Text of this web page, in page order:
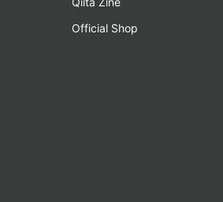
Official Shop